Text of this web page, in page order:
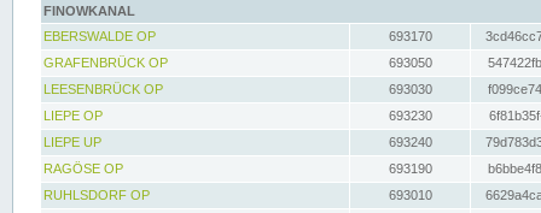
FINOWKANAL
EBERSWALDE OP
693170
GRAFENBRÜCK OP
693050
LEESENBRÜCK OP
693030
LIEPE OP
693230
LIEPE UP
693240
RAGÖSE OP
693190
RUHLSDORF OP
693010